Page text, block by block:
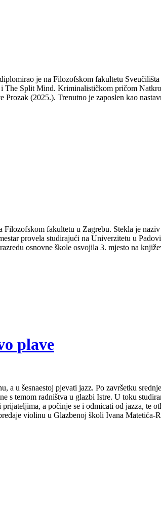
je na Filozofskom fakultetu
Split Mind. Kriminalističkom pričom
(2025.). Trenutno je zaposlen kao
fakultetu u Zagrebu. Stekla je
provela studirajući na Univerzitetu u
osnovne škole osvojila 3. mjesto na
plave
u šesnaestoj pjevati jazz. Po završetku
s temom radništva u glazbi Istre. U toku
a počinje se i odmicati od jazza, te
violinu u Glazbenoj školi Ivana Matetića-